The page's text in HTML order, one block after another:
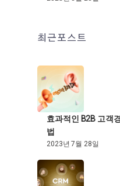
최근포스트
효과적인 B2B 고객
법
2023년 7월 28일